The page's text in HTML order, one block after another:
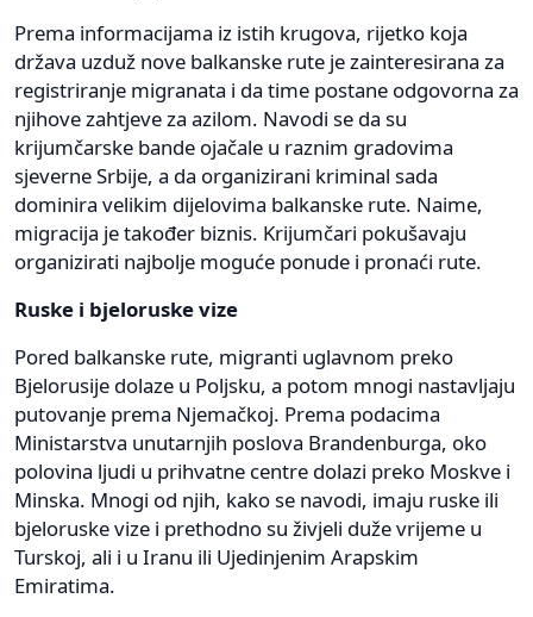
Prema informacijama iz istih krugova, rijetko koja
država uzduž nove balkanske rute je zainteresirana za
registriranje migranata i da time postane odgovorna za
njihove zahtjeve za azilom. Navodi se da su
krijumčarske bande ojačale u raznim gradovima
sjeverne Srbije, a da organizirani kriminal sada
dominira velikim dijelovima balkanske rute. Naime,
migracija je također biznis. Krijumčari pokušavaju
organizirati najbolje moguće ponude i pronaći rute.
Ruske i bjeloruske vize
Pored balkanske rute, migranti uglavnom preko
Bjelorusije dolaze u Poljsku, a potom mnogi nastavljaju
putovanje prema Njemačkoj. Prema podacima
Ministarstva unutarnjih poslova Brandenburga, oko
polovina ljudi u prihvatne centre dolazi preko Moskve i
Minska. Mnogi od njih, kako se navodi, imaju ruske ili
bjeloruske vize i prethodno su živjeli duže vrijeme u
Turskoj, ali i u Iranu ili Ujedinjenim Arapskim
Emiratima.